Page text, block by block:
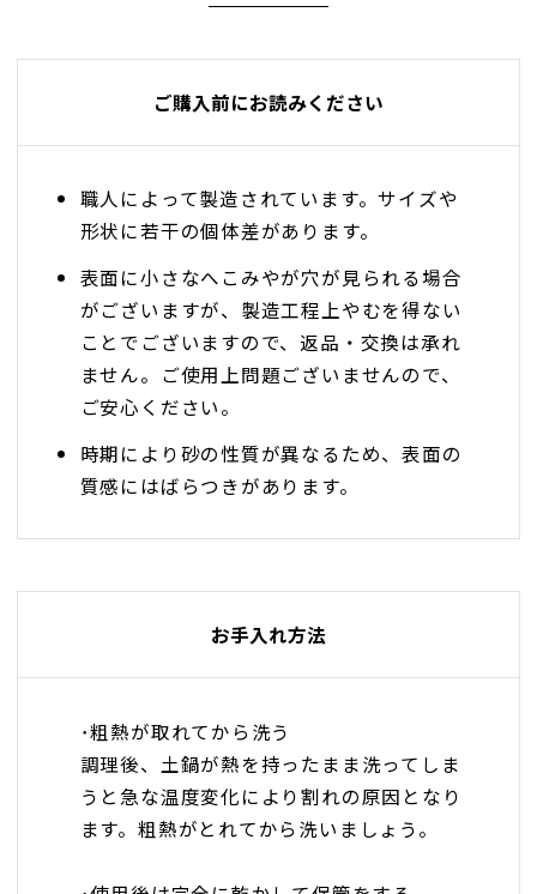
ご購入前にお読みください
職人によって製造されています。サイズや
形状に若干の個体差があります。
表面に小さなへこみやが穴が見られる場合
がございますが、製造工程上やむを得ない
ことでございますので、返品・交換は承れ
ません。ご使用上問題ございませんので、
ご安心ください。
時期により砂の性質が異なるため、表面の
質感にはばらつきがあります。
お手入れ方法
･粗熱が取れてから洗う
調理後、土鍋が熱を持ったまま洗ってしま
うと急な温度変化により割れの原因となり
ます。粗熱がとれてから洗いましょう。